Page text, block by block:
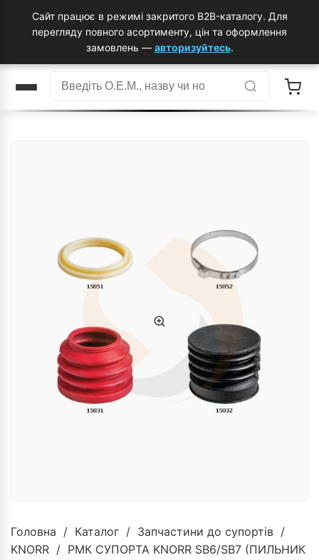
Головна / Каталог / Запчастини до супортів /
KNORR / РМК СУПОРТА KNORR SB6/SB7 (ПИЛЬНИК
Сайт працює в режимі закритого B2B-каталогу. Для
перегляду повного асортименту, цін та оформлення
замовлень — авторизуйтесь.